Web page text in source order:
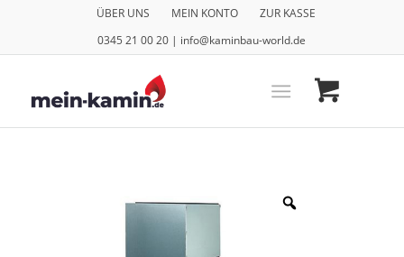
ÜBER UNS MEIN KONTO
ZUR KASSE
0345 21 00 20 | info@kaminbau-world.de